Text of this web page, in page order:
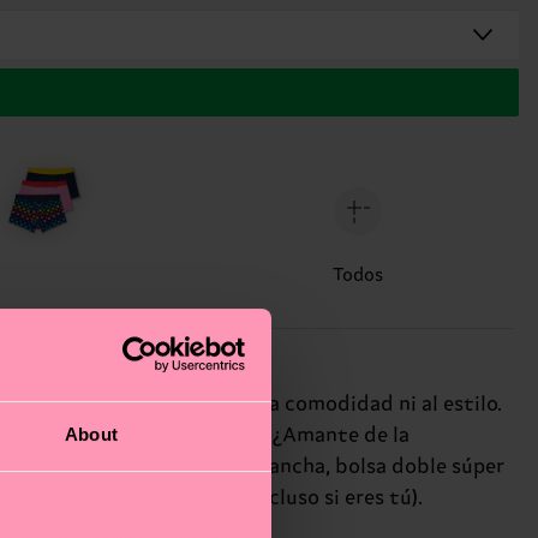
About
Todos
no quiere renunciar ni a la comodidad ni al estilo.
en colores que destacan. ¿Amante de la
disfruta de una cinturilla ancha, bolsa doble súper
con estilo que conoces (incluso si eres tú).